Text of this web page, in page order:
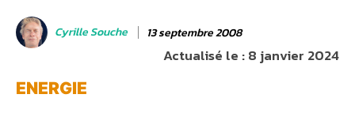
Cyrille Souche 13 septembre 2008
Actualisé le :8 janvier 2024
ENERGIE